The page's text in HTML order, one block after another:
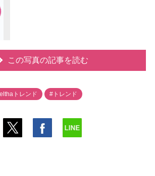
この写真の記事を読む
トレンド #トレンド